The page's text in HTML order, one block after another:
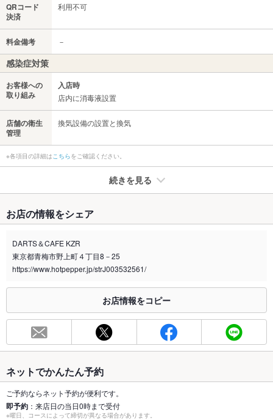
QRコード
決済
利用不可
料金備考 －
感染症対策
お客様への
取り組み
入店時
店内に消毒液設置
店舗の衛生
管理
換気設備の設置と換気
※各項目の詳細は こちらをご確認ください。
続きを見る
禁煙・喫煙 全席喫煙可
喫煙専用室 なし
※2020年4月1日～受動喫煙対策に関する法律が施行されています。正しい情報はお店へお問い
総席数 18席
最大宴会収
20人
個室 なし
座敷 なし
お店の情報をシェア
DARTS＆CAFE KZR
東京都青梅市野上町４丁目8－25
https://www.hotpepper.jp/strJ003532561/
お店情報をコピー
ネットでかんたん予約
ご予約ならネット予約が便利です。
即予約 ：来店日の当日0時まで受付
※曜日、コースによって締切が異なる場合があります。